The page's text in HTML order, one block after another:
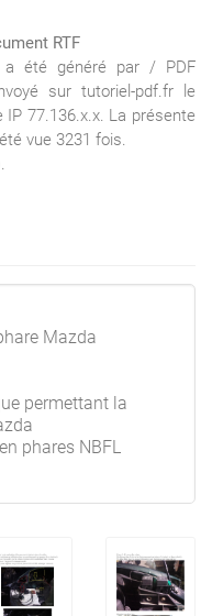
RTF
a été généré par / PDF
sur tutoriel-pdf.fr le
77.136.x.x. La présente
vue 3231 fois.
Mazda
permettant la
phares NBFL
et qui est
en